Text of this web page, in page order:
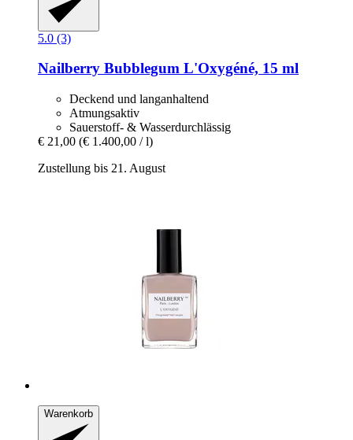
5.0 (3)
Nailberry Bubblegum L'Oxygéné, 15 ml
Deckend und langanhaltend
Atmungsaktiv
Sauerstoff- & Wasserdurchlässig
€ 21,00 (€ 1.400,00 / l)
Zustellung bis 21. August
Warenkorb